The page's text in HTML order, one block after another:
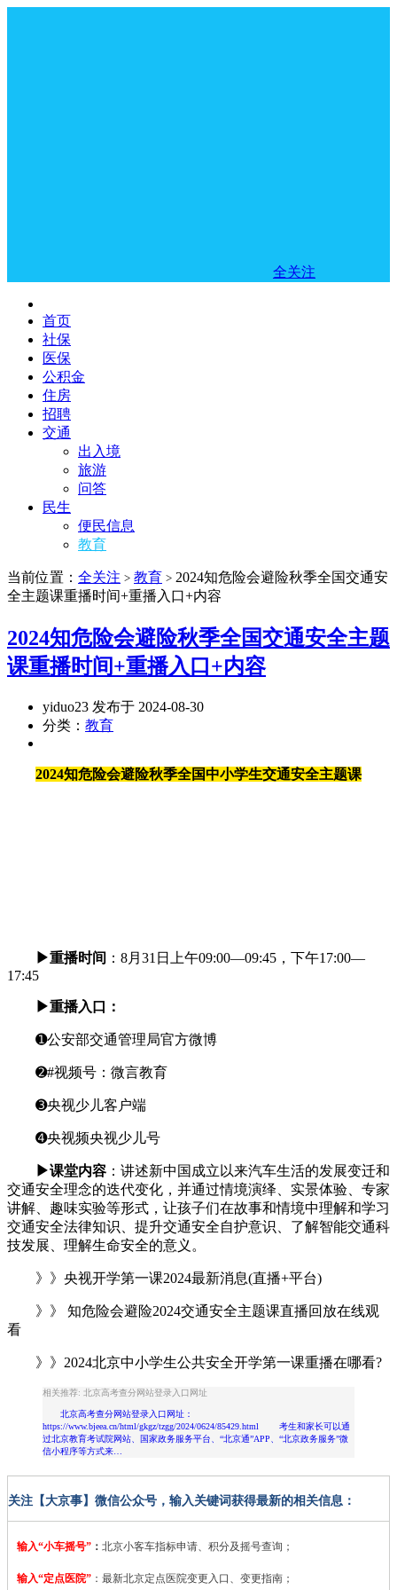
全关注
首页
社保
医保
公积金
住房
招聘
交通
出入境
旅游
问答
民生
便民信息
教育
当前位置： 全关注 > 教育 > 2024知危险会避险秋季全国交通安
全主题课重播时间+重播入口+内容
2024知危险会避险秋季全国交通安全主题
课重播时间+重播入口+内容
yiduo23 发布于 2024-08-30
分类： 教育
2024知危险会避险秋季全国中小学生交通安全主题课
▶重播时间 ：8月31日上午09:00—09:45，下午17:00—
17:45
▶重播入口：
➊公安部交通管理局官方微博
➋#视频号：微言教育
➌央视少儿客户端
➍央视频央视少儿号
▶课堂内容 ：讲述新中国成立以来汽车生活的发展变迁和
交通安全理念的迭代变化，并通过情境演绎、实景体验、专家
讲解、趣味实验等形式，让孩子们在故事和情境中理解和学习
交通安全法律知识、提升交通安全自护意识、了解智能交通科
技发展、理解生命安全的意义。
》》央视开学第一课2024最新消息(直播+平台)
》》 知危险会避险2024交通安全主题课直播回放在线观
看
》》2024北京中小学生公共安全开学第一课重播在哪看?
相关推荐: 北京高考查分网站登录入口网址
北京高考查分网站登录入口网址：
https://www.bjeea.cn/html/gkgz/tzgg/2024/0624/85429.html 考生和家长可以通
过北京教育考试院网站、国家政务服务平台、“北京通”APP、“北京政务服务”微
信小程序等方式来…
关注【大京事】微信公众号，输入关键词获得最新的相关信息：
输入“小车摇号” ： 北京小客车指标申请、积分及摇号查询；
输入“定点医院” ： 最新北京定点医院变更入口、变更指南；